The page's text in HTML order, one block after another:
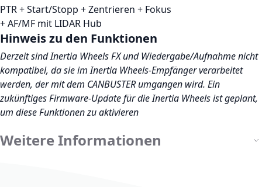
PTR + Start/Stopp + Zentrieren + Fokus
+ AF/MF mit LIDAR Hub
Hinweis zu den Funktionen
Derzeit sind Inertia Wheels FX und Wiedergabe/Aufnahme nicht
kompatibel, da sie im Inertia Wheels-Empfänger verarbeitet
werden, der mit dem CANBUSTER umgangen wird. Ein
zukünftiges Firmware-Update für die Inertia Wheels ist geplant,
um diese Funktionen zu aktivieren
Weitere Informationen